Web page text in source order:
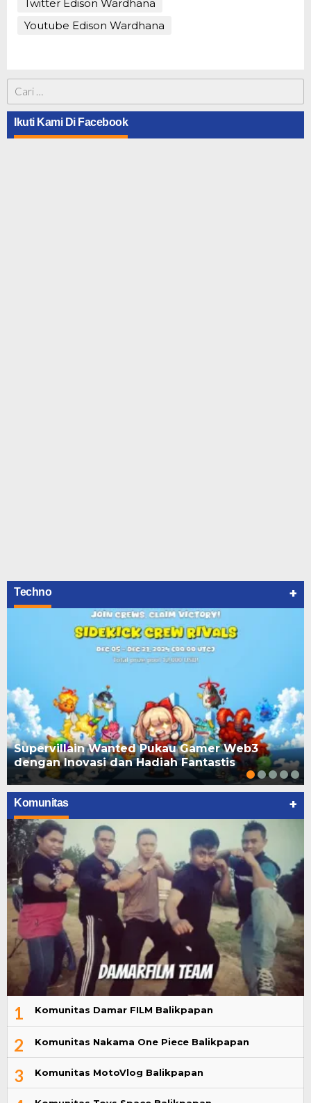
Twitter Edison Wardhana
Youtube Edison Wardhana
Cari
untuk:
Ikuti Kami Di Facebook
Techno +
Supervillain Wanted Pukau Gamer Web3
dengan Inovasi dan Hadiah Fantastis
Komunitas +
1 Komunitas Damar FILM Balikpapan
2 Komunitas Nakama One Piece Balikpapan
3 Komunitas MotoVlog Balikpapan